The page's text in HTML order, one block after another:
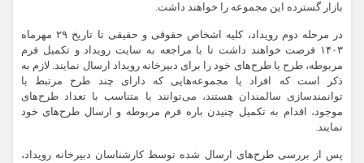
بازار گسترده این مجموعه را خواهند داشت.
در مرحله دوم رویداد، کلیه اشخاص حقوقی و حقیقی تا تاریخ ۲۹ مهرماه
۱۴۰۳ فرصت خواهند داشت تا با مراجعه به سایت رویداد و تکمیل فرم
مربوطه، طرح یا طرح‌های خود را برای دبیرخانه رویداد ارسال نمایند. لازم به
ذکر است که افراد یا مجموعه‌هایی که دارای چند طرح مرتبط با
توانمندسازی سالمندان هستند، می‌توانند با متناسب با تعداد طرح‌های
موجود، اقدام به تکمیل چنیدن باره فرم مربوطه و ارسال طرح‌های خود
نمایند.
پس از بررسی طرح‌های ارسال شده توسط کارشناسان دبیرخانه رویداد،